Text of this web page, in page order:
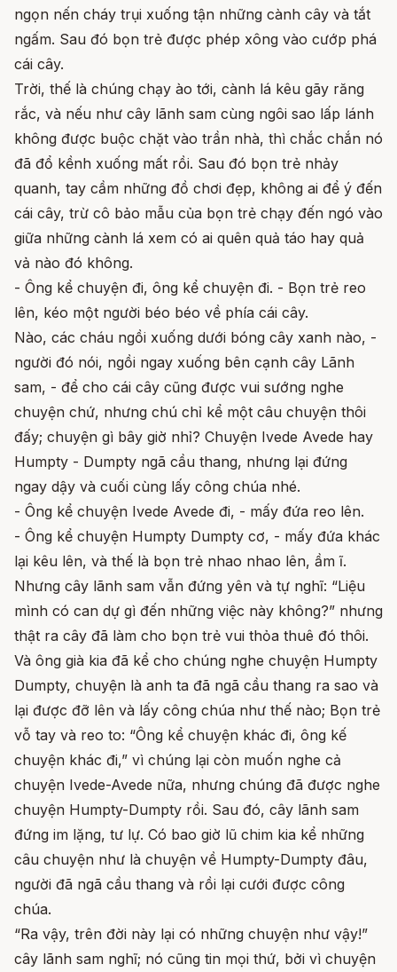
ngọn nến cháy trụi xuống tận những cành cây và tắt
ngấm. Sau đó bọn trẻ được phép xông vào cướp phá
cái cây.
Trời, thế là chúng chạy ào tới, cành lá kêu gãy răng
rắc, và nếu như cây lãnh sam cùng ngôi sao lấp lánh
không được buộc chặt vào trần nhà, thì chắc chắn nó
đã đổ kềnh xuống mất rồi. Sau đó bọn trẻ nhảy
quanh, tay cầm những đồ chơi đẹp, không ai để ý đến
cái cây, trừ cô bảo mẫu của bọn trẻ chạy đến ngó vào
giữa những cành lá xem có ai quên quả táo hay quả
vả nào đó không.
- Ông kể chuyện đi, ông kể chuyện đi. - Bọn trẻ reo
lên, kéo một người béo béo về phía cái cây.
Nào, các cháu ngồi xuống dưới bóng cây xanh nào, -
người đó nói, ngồi ngay xuống bên cạnh cây Lãnh
sam, - để cho cái cây cũng được vui sướng nghe
chuyện chứ, nhưng chú chỉ kể một câu chuyện thôi
đấy; chuyện gì bây giờ nhỉ? Chuyện Ivede Avede hay
Humpty - Dumpty ngã cầu thang, nhưng lại đứng
ngay dậy và cuối cùng lấy công chúa nhé.
- Ông kể chuyện Ivede Avede đi, - mấy đứa reo lên.
- Ông kể chuyện Humpty Dumpty cơ, - mấy đứa khác
lại kêu lên, và thế là bọn trẻ nhao nhao lên, ầm ĩ.
Nhưng cây lãnh sam vẫn đứng yên và tự nghĩ: “Liệu
mình có can dự gì đến những việc này không?” nhưng
thật ra cây đã làm cho bọn trẻ vui thỏa thuê đó thôi.
Và ông già kia đã kể cho chúng nghe chuyện Humpty
Dumpty, chuyện là anh ta đã ngã cầu thang ra sao và
lại được đỡ lên và lấy công chúa như thế nào; Bọn trẻ
vỗ tay và reo to: “Ông kể chuyện khác đi, ông kế
chuyện khác đi,” vì chúng lại còn muốn nghe cả
chuyện Ivede-Avede nữa, nhưng chúng đã được nghe
chuyện Humpty-Dumpty rồi. Sau đó, cây lãnh sam
đứng im lặng, tư lự. Có bao giờ lũ chim kia kể những
câu chuyện như là chuyện về Humpty-Dumpty đâu,
người đã ngã cầu thang và rồi lại cưới được công
chúa.
“Ra vậy, trên đời này lại có những chuyện như vậy!”
cây lãnh sam nghĩ; nó cũng tin mọi thứ, bởi vì chuyện